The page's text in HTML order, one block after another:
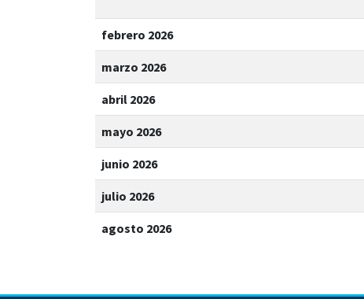
febrero 2026
marzo 2026
abril 2026
mayo 2026
junio 2026
julio 2026
agosto 2026